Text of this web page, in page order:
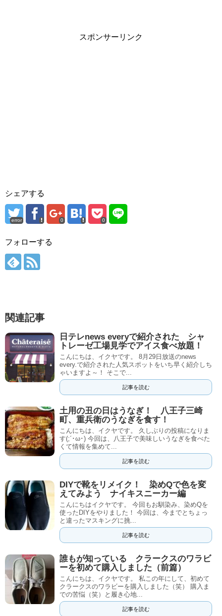
スポンサーリンク
シェアする
error 0 0
フォローする
関連記事
日テレnews everyで紹介された シャ
トレーゼ工場見学でアイス食べ放題！
こんにちは、イクヤです。 8月29日放送のnews
every.で紹介された人気スポットをいち早く紹介しち
ゃいますよ～！ そこで...
記事を読む
土用の丑の日はうなぎ！ 八王子三崎
町、重兵衛のうなぎを食す！
こんにちは、イクヤです。 久しぶりの投稿になりま
す(;´･ω･) 今回は、八王子で美味しいうなぎを食べた
くて情報を集めて...
記事を読む
DIYで靴をリメイク！ 染めQで色を変
えてみよう ナイキスニーカー編
こんにちはイクヤです。 今回もお馴染み、染めQを
使ったDIYをやりました！ 今回は、今までとちょっ
と違ったマスキングに挑...
記事を読む
誰もが知っている クラークスのワラビ
ーを初めて購入しました（前篇）
こんにちは、イクヤです。 私この年にして、初めて
クラークスのワラビーを購入しました（笑） 購入ま
での苦悩（笑）と履き心地...
記事を読む